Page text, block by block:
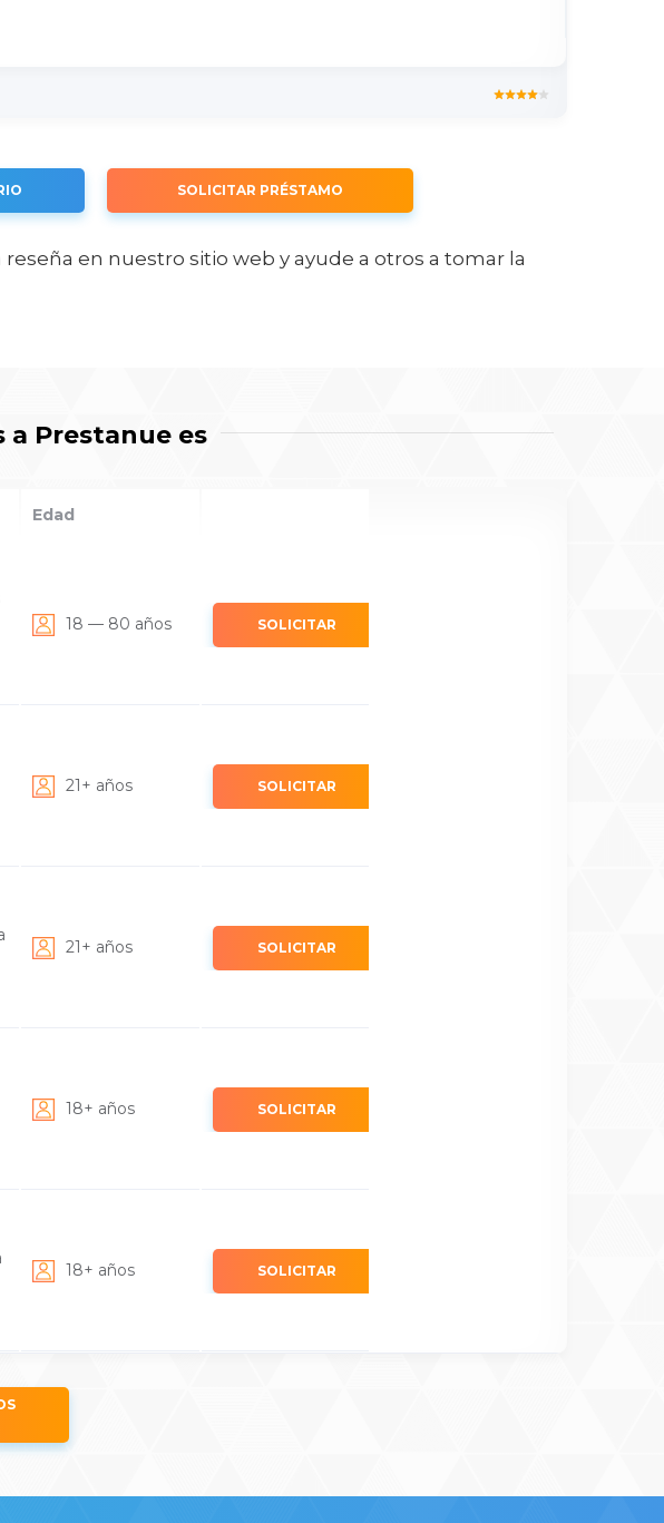
SOLICITAR PRÉSTAMO
en nuestro sitio web y ayude a otros a tomar la
a Prestanue es
Edad
18 — 80 años SOLICITAR
21+ años SOLICITAR
21+ años SOLICITAR
18+ años SOLICITAR
18+ años SOLICITAR